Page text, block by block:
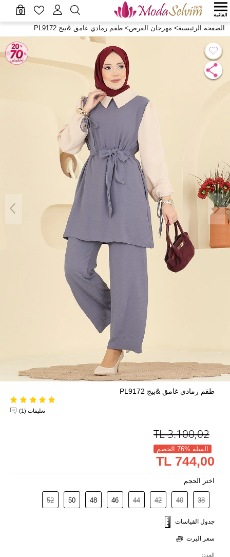
0 القائمة
الصفحة الرئيسية> مهرجان الفرص> طقم رمادي غامق &بيج PL9172
طقم رمادي غامق &بيج PL9172
تعليقات (1)
3.100,02
TL
السلة %76 الخصم
744,00 TL
اختر الحجم
38
40
42
44
46
48
50
52
جدول القياسات
سعر اليرت
العدد: